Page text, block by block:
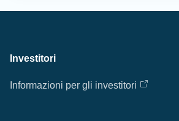
Investitori
Informazioni per gli investitori